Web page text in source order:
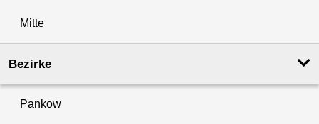
Mitte
Bezirke
Pankow